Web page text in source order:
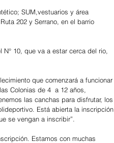
SUM,vestuarios y área
202 y Serrano, en el barrio
10, que va a estar cerca del rio,
que comenzará a funcionar
Colonias de 4  a 12 años,
las canchas para disfrutar, los
Está abierta la inscripción
se vengan a inscribir”.
Estamos con muchas